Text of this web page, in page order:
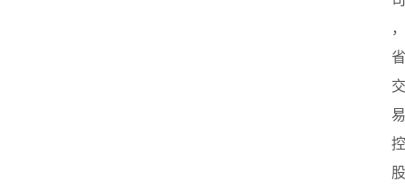
，
省
交
易
控
股